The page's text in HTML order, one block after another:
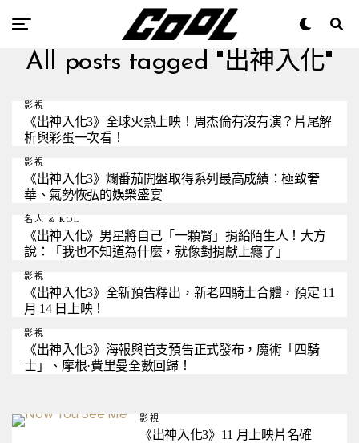
All posts tagged "出神入化"
影視
《出神入化3》全球火熱上映！周杰倫有沒有演？片尾解
析與彩蛋一次看！
影視
《出神入化3》爛番茄開盤取得系列最高成績：極致奢
華、氣勢恢弘的娛樂盛宴
名人 & KOL
《出神入化》男星將自己「一顆腎」捐給陌生人！大方
說：「我也不知道為什麼，就像對捐獻上癮了」
影視
《出神入化3》全新預告釋出，新老四騎士合體，預定 11
月 14 日上映！
影視
《出神入化3》海報與首支預告正式發布，魔術「四騎
士」、摩根·費里曼全數回歸！
影視
《出神入化3》11 月上映片名確